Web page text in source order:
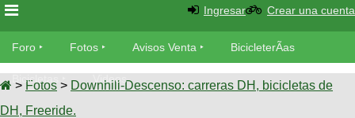
Foro
Foro
TÃ©cnica
Fotos
Ingresar Crear una cuenta
Foro Fotos Avisos Venta BicicleterÃ­as
Bicicletas Videos
> Fotos > Downhill-Descenso: carreras DH, bicicletas de
DH, Freeride.